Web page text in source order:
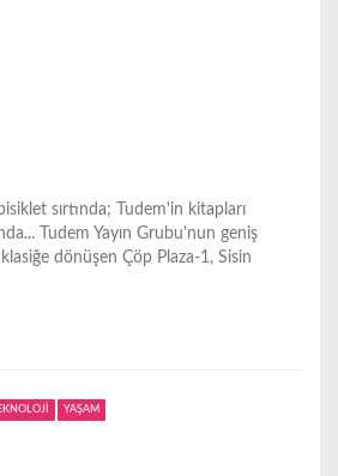
sırtında; Tudem'in kitapları
Tudem Yayın Grubu'nun geniş
dönüşen Çöp Plaza-1, Sisin
YAŞAM